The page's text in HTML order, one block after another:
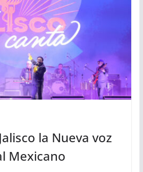
la Nueva voz
Mexicano